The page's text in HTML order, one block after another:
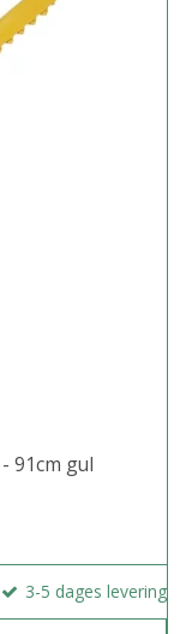
91cm gul
3-5 dages levering